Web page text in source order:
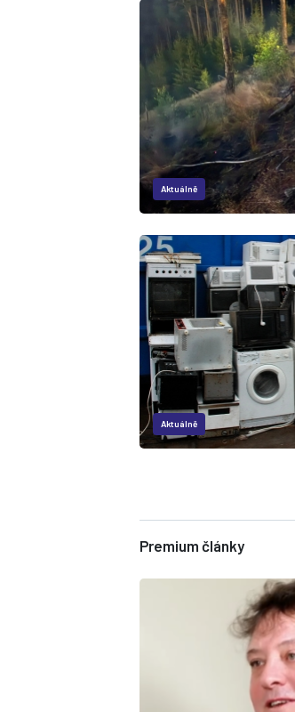
Aktuálně
Aktuálně
Premium články